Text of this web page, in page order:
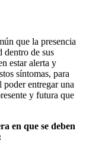
que la presencia
dentro de sus
estar alerta y
síntomas, para
poder entregar una
y futura que
en que se deben